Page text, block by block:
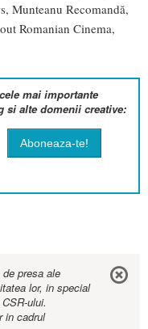
Munteanu Recomandă,
Romanian Cinema,
mai importante
si alte domenii creative:
presa ale
lor, in special
ului.
in cadrul